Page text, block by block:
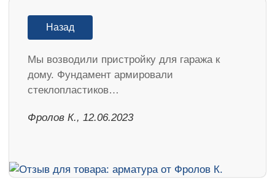
Назад
Мы возводили пристройку для гаража к
дому. Фундамент армировали
стеклопластиков…
Фролов К., 12.06.2023